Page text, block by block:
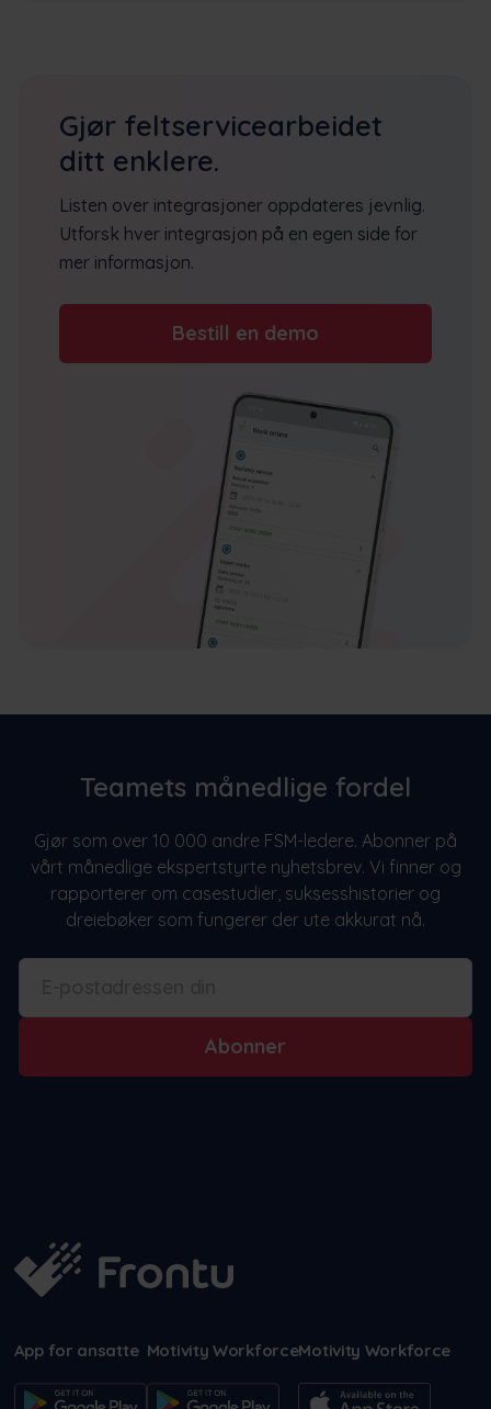
Gjør feltservicearbeidet
ditt enklere.
Listen over integrasjoner oppdateres jevnlig.
Utforsk hver integrasjon på en egen side for
mer informasjon.
Bestill en demo
Teamets månedlige fordel
Gjør som over 10 000 andre FSM-ledere. Abonner på
vårt månedlige ekspertstyrte nyhetsbrev. Vi finner og
rapporterer om casestudier, suksesshistorier og
dreiebøker som fungerer der ute akkurat nå.
Abonner
App for ansatte Motivity WorkforceMotivity Workforce